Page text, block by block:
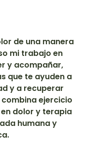
de una manera
mi trabajo en
y acompañar,
que te ayuden a
y a recuperar
ejercicio
dolor y terapia
humana y